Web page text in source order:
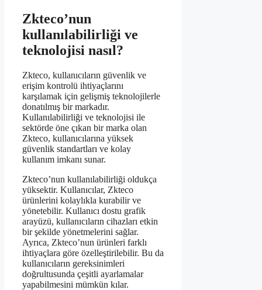
Zkteco’nun
kullanılabilirliği ve
teknolojisi nasıl?
Zkteco, kullanıcıların güvenlik ve
erişim kontrolü ihtiyaçlarını
karşılamak için gelişmiş teknolojilerle
donatılmış bir markadır.
Kullanılabilirliği ve teknolojisi ile
sektörde öne çıkan bir marka olan
Zkteco, kullanıcılarına yüksek
güvenlik standartları ve kolay
kullanım imkanı sunar.
Zkteco’nun kullanılabilirliği oldukça
yüksektir. Kullanıcılar, Zkteco
ürünlerini kolaylıkla kurabilir ve
yönetebilir. Kullanıcı dostu grafik
arayüzü, kullanıcıların cihazları etkin
bir şekilde yönetmelerini sağlar.
Ayrıca, Zkteco’nun ürünleri farklı
ihtiyaçlara göre özelleştirilebilir. Bu da
kullanıcıların gereksinimleri
doğrultusunda çeşitli ayarlamalar
yapabilmesini mümkün kılar.